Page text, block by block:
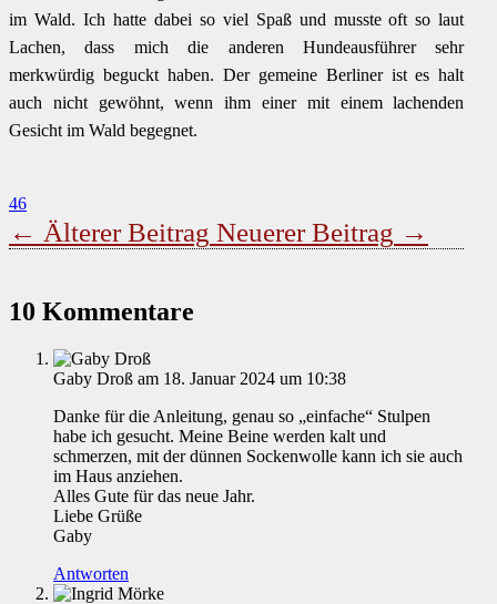
im Wald. Ich hatte dabei so viel Spaß und musste oft so laut
Lachen, dass mich die anderen Hundeausführer sehr
merkwürdig beguckt haben. Der gemeine Berliner ist es halt
auch nicht gewöhnt, wenn ihm einer mit einem lachenden
Gesicht im Wald begegnet.
46
← Älterer Beitrag Neuerer Beitrag →
10 Kommentare
Gaby Droß am 18. Januar 2024 um 10:38
Danke für die Anleitung, genau so „einfache“ Stulpen
habe ich gesucht. Meine Beine werden kalt und
schmerzen, mit der dünnen Sockenwolle kann ich sie auch
im Haus anziehen.
Alles Gute für das neue Jahr.
Liebe Grüße
Gaby
Antworten